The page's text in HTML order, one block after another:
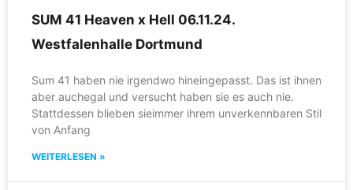
SUM 41 Heaven x Hell 06.11.24.
Westfalenhalle Dortmund
Sum 41 haben nie irgendwo hineingepasst. Das ist ihnen
aber auchegal und versucht haben sie es auch nie.
Stattdessen blieben sieimmer ihrem unverkennbaren Stil
von Anfang
WEITERLESEN »